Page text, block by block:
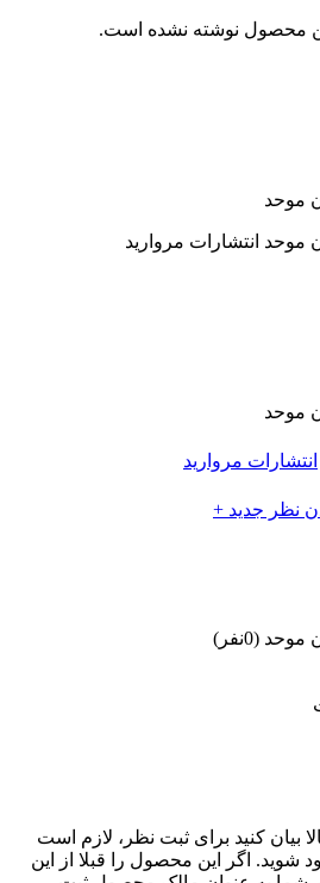
محصول نوشته نشده است.
موحد
موحد انتشارات مروارید
موحد
انتشارات مروارید
نظر جدید +
موحد (0نفر)
بیان کنید برای ثبت نظر، لازم است
شوید. اگر این محصول را قبلا از این